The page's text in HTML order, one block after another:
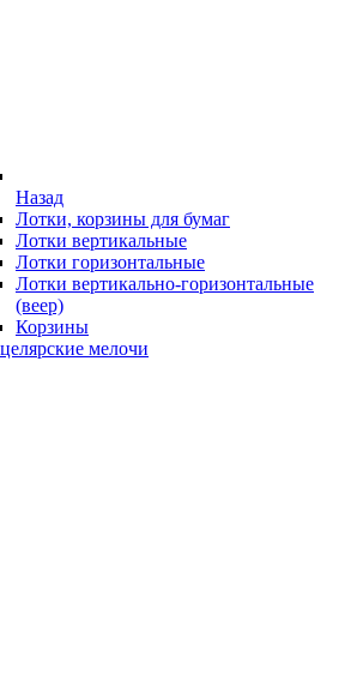
Назад
Лотки, корзины для бумаг
Лотки вертикальные
Лотки горизонтальные
Лотки вертикально-горизонтальные
(веер)
Корзины
мелочи